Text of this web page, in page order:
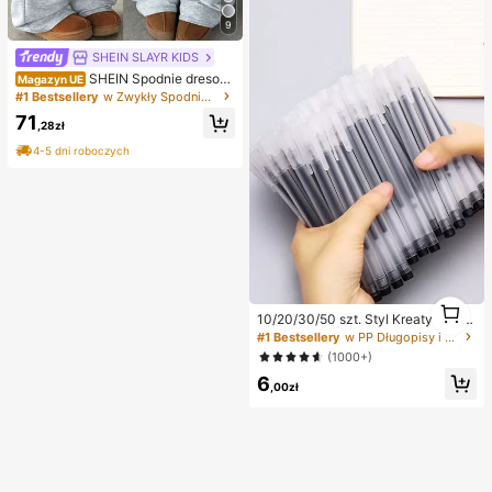
9
SHEIN SLAYR KIDS
Magazyn UE SHEIN Spodnie dresow
e dla nastolatek, luźne, z szerokimi
nogawkami i ściągaczem, w kolorz
e jasnoszarym
#1 Bestsellery w Zwykły Spodnie dresowe dla nastolatek
71 ,28zł
4-5 dni roboczych
10/20/30/50 szt. Styl Kreatywny Pr
zezroczysty Mrożony Długopisy K
ulkowe Powrót Do Szkoły
#1 Bestsellery
w PP Długopisy i wkłady
(1000+)
6 ,00zł
1
1